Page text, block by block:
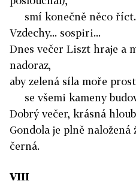
smí konečně něco říct.
Vzdechy... sospiri...
Dnes večer Liszt hraje a
nadoraz,
aby zelená síla moře
se všemi kameny
Dobrý večer, krásná
Gondola je plně naložená
černá.
VIII